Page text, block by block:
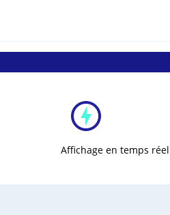
Affichage en temps réel